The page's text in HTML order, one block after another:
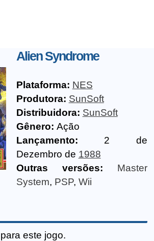
Alien Syndrome
Plataforma: NES
Produtora: SunSoft
Distribuidora: SunSoft
Gênero: Ação
Lançamento: 2 de
Dezembro de 1988
Outras versões:
Master
System, PSP, Wii
este jogo.